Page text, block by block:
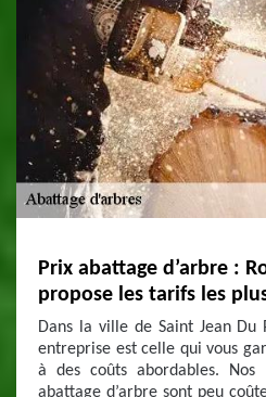
Prix abattage d’arbre :
propose les tarifs les
Dans la ville de Saint Jean Du
entreprise est celle qui vous
à des coûts abordables.
abattage d’arbre sont peu